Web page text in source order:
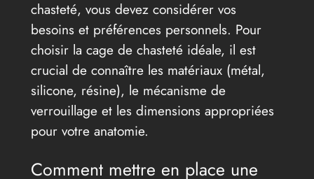
chasteté, vous devez considérer vos
besoins et préférences personnels. Pour
choisir la cage de chasteté idéale, il est
crucial de connaître les matériaux (métal,
silicone, résine), le mécanisme de
verrouillage et les dimensions appropriées
pour votre anatomie.
Comment mettre en place une